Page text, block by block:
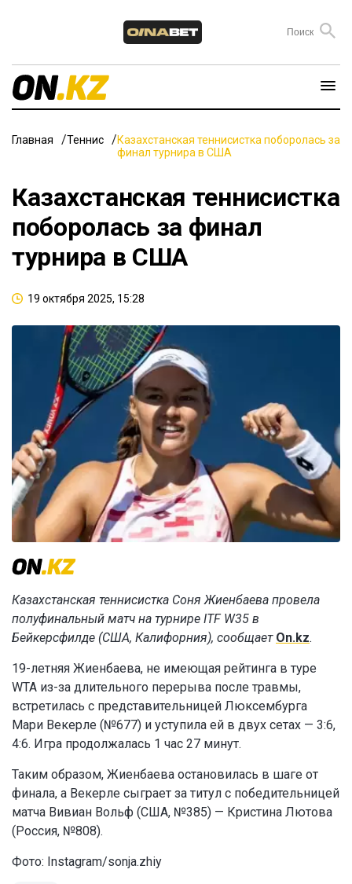
Главная Теннис
Казахстанская теннисистка поборолась за
финал турнира в США
Казахстанская теннисистка
поборолась за финал
турнира в США
19 октября 2025, 15:28
Казахстанская теннисистка Соня Жиенбаева провела
полуфинальный матч на турнире ITF W35 в
Бейкерсфилде (США, Калифорния), сообщает On.kz.
19-летняя Жиенбаева, не имеющая рейтинга в туре
WTA из-за длительного перерыва после травмы,
встретилась с представительницей Люксембурга
Мари Векерле (№677) и уступила ей в двух сетах — 3:6,
4:6. Игра продолжалась 1 час 27 минут.
Таким образом, Жиенбаева остановилась в шаге от
финала, а Векерле сыграет за титул с победительницей
матча Вивиан Вольф (США, №385) — Кристина Лютова
(Россия, №808).
Фото: Instagram/sonja.zhiy